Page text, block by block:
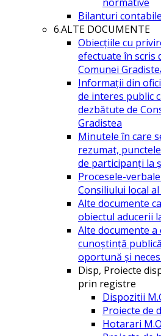
Bilanturi contabile
6.ALTE DOCUMENTE
Obiecțiile cu
efectuate în scris
Comunei
Informații din
de interes public
dezbătute de
Gradistea
Minutele în care
rezumat,
de participanți la
Procesele-
Consiliului local
Alte documente
obiectul aducerii
Alte documente a
cunoștință
oportună și
Disp, Proiecte
prin registre
Dispozitii
Proiecte de
Hotarari